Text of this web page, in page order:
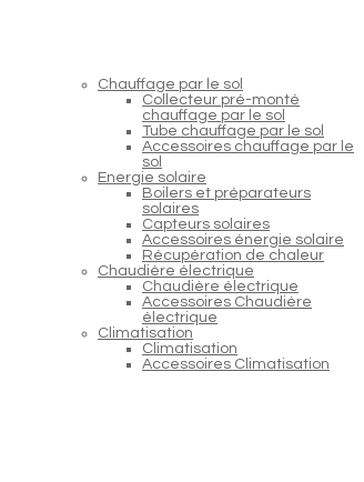
Chauffage par le sol
Collecteur pré-monté
chauffage par le sol
Tube chauffage par le sol
Accessoires chauffage par le
sol
Energie solaire
Boilers et préparateurs
solaires
Capteurs solaires
Accessoires énergie solaire
Récupération de chaleur
Chaudière électrique
Chaudière électrique
Accessoires Chaudière
électrique
Climatisation
Climatisation
Accessoires Climatisation